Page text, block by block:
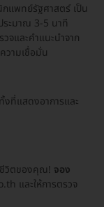
แพทย์รัฐศาสตร์ เป็น
ระมาณ 3-5 นาที
จและคำแนะนำจาก
วามเชื่อมั่น
งที่แสดงอาการและ
ชีวิตของคุณ! จอง
และให้การตรวจ